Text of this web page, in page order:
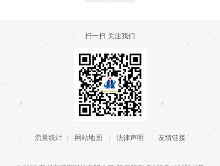
扫一扫 关注我们
流量统计 网站地图 法律声明 友情链接